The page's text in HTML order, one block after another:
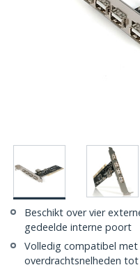
Beschikt over vier
gedeelde interne poort
Volledig compatibel met
overdrachtsnelheden